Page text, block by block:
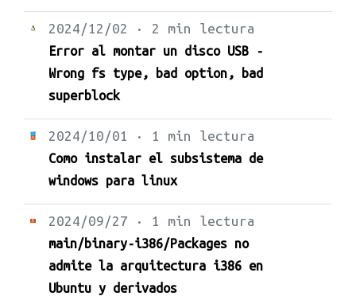
2024/12/02 · 2 min lectura
Error al montar un disco USB -
Wrong fs type, bad option, bad
superblock
2024/10/01 · 1 min lectura
Como instalar el subsistema de
windows para linux
2024/09/27 · 1 min lectura
main/binary-i386/Packages no
admite la arquitectura i386 en
Ubuntu y derivados